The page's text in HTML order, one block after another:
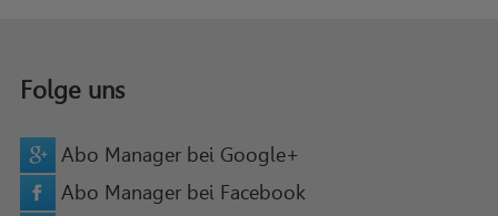
Folge uns
Abo Manager bei Google+
Abo Manager bei Facebook